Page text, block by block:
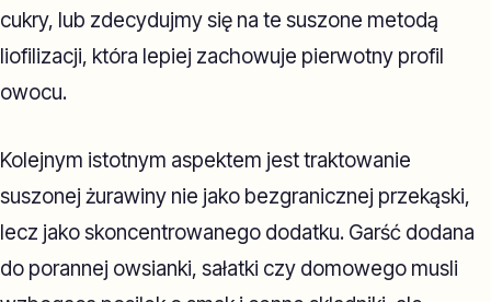
cukry, lub zdecydujmy się na te suszone metodą
liofilizacji, która lepiej zachowuje pierwotny profil
owocu.
Kolejnym istotnym aspektem jest traktowanie
suszonej żurawiny nie jako bezgranicznej przekąski,
lecz jako skoncentrowanego dodatku. Garść dodana
do porannej owsianki, sałatki czy domowego musli